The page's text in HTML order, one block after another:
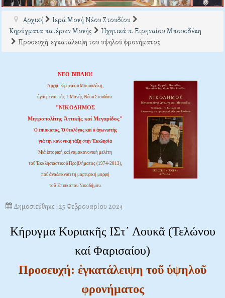
Αρχική
Ιερά Μονή Νέου Στουδίου
Κηρύγματα πατέρων Μονής
Ηχητικά π. Ειρηναίου Μπουσδέκη
Προσευχή: εγκατάλειψη του υψηλού φρονήματος
ΝΕΟ ΒΙΒΛΙΟ!
Ἀρχιμ. Εἰρηναίου Μπουσδέκη,
ἡγουμένου τῆς Ἱ. Μονῆς Νέου Στουδίου:
"ΝΙΚΟΔΗΜΟΣ
Μητροπολίτης Ἀττικῆς καί Μεγαρίδος"
Ὁ ἐπίσκοπος, Ὁ θεολόγος καί ὁ ἀγωνιστής
γιά τήν κανονική τάξη στήν Ἐκκλησία
Μιά ἱστορική καί νομοκανονική μελέτη
τοῦ Ἐκκλησιαστικοῦ Προβλήματος (1974-2013),
πού ἀναδεικνύει τή μαρτυρική μορφή
τοῦ Ἐπισκόπου Νικοδήμου.
Δημοσιεύθηκε : 25 Φεβρουαρίου 2024
Κήρυγμα Κυριακῆς ΙΣτ΄ Λουκᾶ (Τελώνου
καί Φαρισαίου)
Προσευχή: ἐγκατάλειψη τοῦ ὑψηλοῦ
φρονήματος